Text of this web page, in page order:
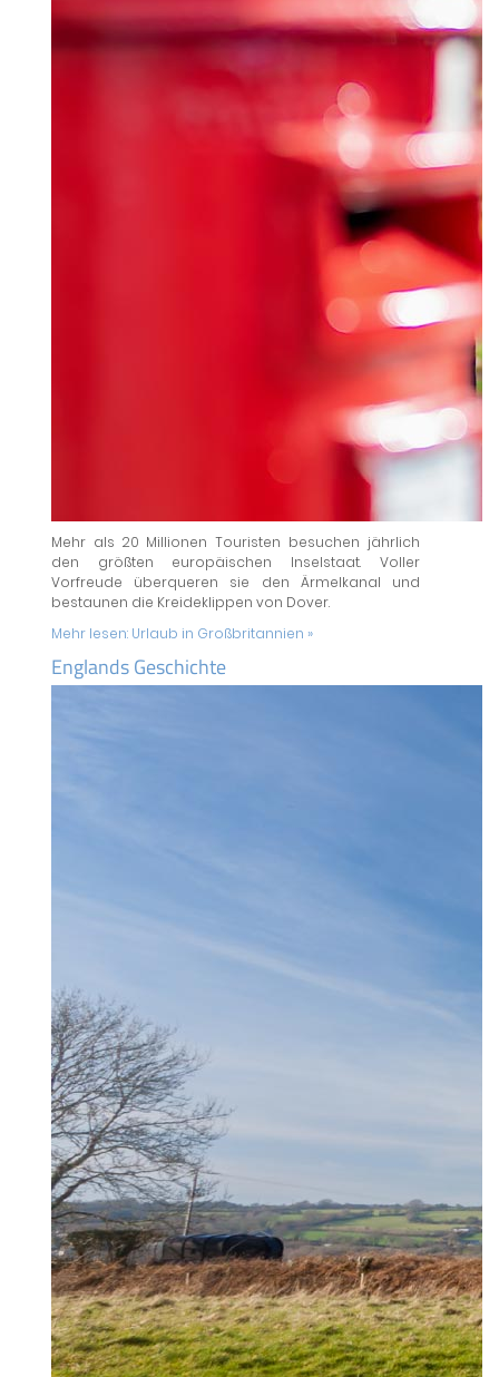
Mehr als 20 Millionen Touristen besuchen jährlich
den größten europäischen Inselstaat. Voller
Vorfreude überqueren sie den Ärmelkanal und
bestaunen die Kreideklippen von Dover.
Mehr lesen: Urlaub in Großbritannien »
Englands Geschichte